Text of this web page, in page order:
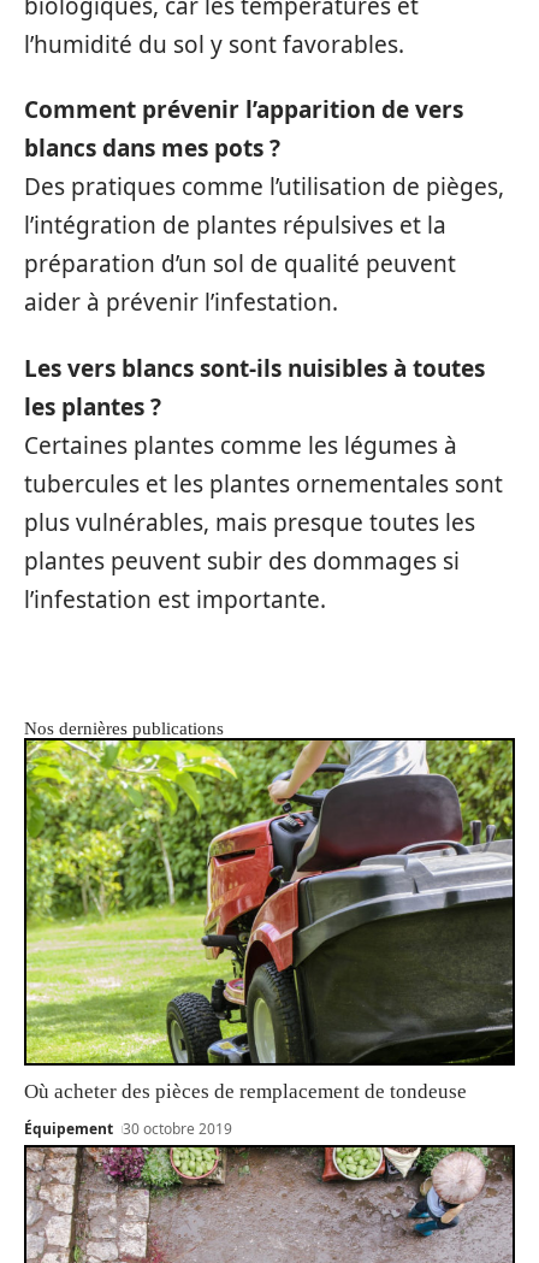
l’humidité du sol y sont favorables.
Comment prévenir l’apparition de vers
blancs dans mes pots ?
Des pratiques comme l’utilisation de pièges,
l’intégration de plantes répulsives et la
préparation d’un sol de qualité peuvent
aider à prévenir l’infestation.
Les vers blancs sont-ils nuisibles à toutes
les plantes ?
Certaines plantes comme les légumes à
tubercules et les plantes ornementales sont
plus vulnérables, mais presque toutes les
plantes peuvent subir des dommages si
l’infestation est importante.
Nos dernières publications
Où acheter des pièces de remplacement de tondeuse
Équipement 30 octobre 2019